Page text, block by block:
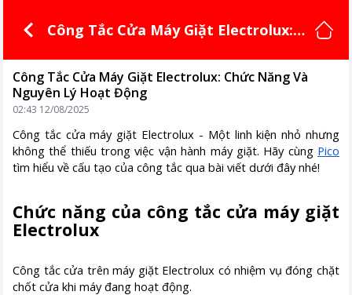
Công Tắc Cửa Máy Giặt Electrolux:
g
Công Tắc Cửa Máy Giặt Electrolux: Chức Năng Và
Nguyên Lý Hoạt Động
02:43 12/08/2025
Công tắc cửa máy giặt Electrolux - Một linh kiện nhỏ nhưng
không thể thiếu trong việc vận hành máy giặt. Hãy cùng Pico
tìm hiểu về cấu tạo của công tắc qua bài viết dưới đây nhé!
Chức năng của công tắc cửa máy giặt
Electrolux
Công tắc cửa trên máy giặt Electrolux có nhiệm vụ đóng chặt
chốt cửa khi máy đang hoạt động.